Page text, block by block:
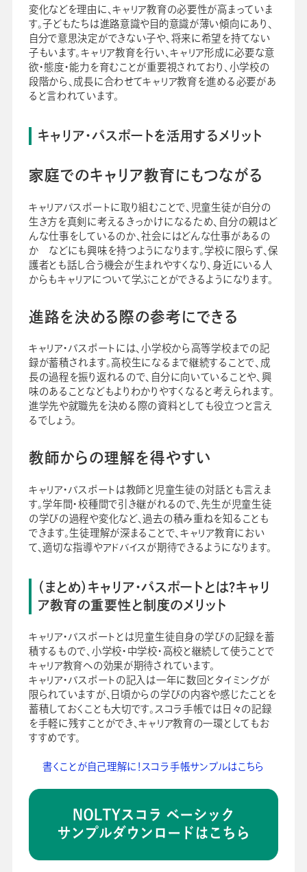
変化などを理由に、キャリア教育の必要性が高まっていま
す。子どもたちは進路意識や目的意識が薄い傾向にあり、
自分で意思決定ができない子や、将来に希望を持てない
子もいます。キャリア教育を行い、キャリア形成に必要な意
欲・態度・能力を育むことが重要視されており、小学校の
段階から、成長に合わせてキャリア教育を進める必要があ
ると言われています。
キャリア・パスポートを活用するメリット
家庭でのキャリア教育にもつながる
キャリアパスポートに取り組むことで、児童生徒が自分の
生き方を真剣に考えるきっかけになるため、自分の親はど
んな仕事をしているのか、社会にはどんな仕事があるの
か などにも興味を持つようになります。学校に限らず、保
護者とも話し合う機会が生まれやすくなり、身近にいる人
からもキャリアについて学ぶことができるようになります。
進路を決める際の参考にできる
キャリア・パスポートには、小学校から高等学校までの記
録が蓄積されます。高校生になるまで継続することで、成
長の過程を振り返れるので、自分に向いていることや、興
味のあることなどもよりわかりやすくなると考えられます。
進学先や就職先を決める際の資料としても役立つと言え
るでしょう。
教師からの理解を得やすい
キャリア・パスポートは教師と児童生徒の対話とも言えま
す。学年間・校種間で引き継がれるので、先生が児童生徒
の学びの過程や変化など、過去の積み重ねを知ることも
できます。生徒理解が深まることで、キャリア教育におい
て、適切な指導やアドバイスが期待できるようになります。
（まとめ）キャリア・パスポートとは？キャリ
ア教育の重要性と制度のメリット
キャリア・パスポートとは児童生徒自身の学びの記録を蓄
積するもので、小学校・中学校・高校と継続して使うことで
キャリア教育への効果が期待されています。
キャリア・パスポートの記入は一年に数回とタイミングが
限られていますが、日頃からの学びの内容や感じたことを
蓄積しておくことも大切です。スコラ手帳では日々の記録
を手軽に残すことができ、キャリア教育の一環としてもお
すすめです。
書くことが自己理解に！スコラ手帳サンプルはこちら